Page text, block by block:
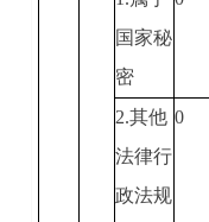
国家秘
密
2.其他
法律行
政法规
0